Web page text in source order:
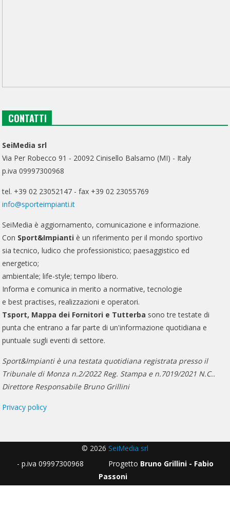
CONTATTI
SeiMedia srl
Via Per Robecco 91 - 20092 Cinisello Balsamo (MI) - Italy
p.iva 09997300968
tel. +39 02 23052147 - fax +39 02 23055769
info@sporteimpianti.it
SeiMedia è aggiornamento, comunicazione e informazione.
Con Sport&Impianti è un riferimento per il mondo sportivo
sia tecnico, ludico che professionistico; paesaggistico ed
energetico;
ambientale; life-style; tempo libero.
Informa e comunica in merito a normative, tecnologie
e best practises, realizzazioni e operatori.
Tsport, Mappa dei Fornitori e Tutterba sono tre testate di
punta che entrano a far parte di un'informazione quotidiana e
puntuale sugli eventi di settore.
Sport&Impianti è una testata quotidiana registrata presso il
Tribunale di Monza n.2/2022 Reg. Stampa e n.7019/2021 N.C..
Direttore Responsabile Bruno Grillini
Privacy policy
© 2026 SeiMedia srl
- p.iva 09997300968 Progetto Bruno Grillini - Fabio
Passoni